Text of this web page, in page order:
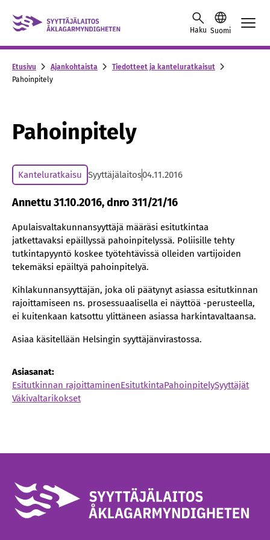
Skip to content -saavutettavuusohje
Haku Suomi
Etusivu Ajankohtaista
Tiedotteet ja kanteluratkaisut
Pahoinpitely
Pahoinpitely
Kanteluratkaisu Syyttäjälaitos04.11.2016
Annettu 31.10.2016, dnro 311/21/16
Apulaisvaltakunnansyyttäjä määräsi esitutkintaa
jatkettavaksi epäillyssä pahoinpitelyssä. Poliisille tehty
tutkintapyyntö koskee työtehtävissä olleiden vartijoiden
tekemäksi epäiltyä pahoinpitelyä.
Kihlakunnansyyttäjän, joka oli päätynyt asiassa esitutkinnan
rajoittamiseen ns. prosessuaalisella ei näyttöä -perusteella,
ei kuitenkaan katsottu ylittäneen asiassa harkintavaltaansa.
Asiaa käsitellään Helsingin syyttäjänvirastossa.
Asiasanat:
Esitutkinnan rajoittaminenEsitutkintaPahoinpitelySyyttäjät
Väkivaltarikokset